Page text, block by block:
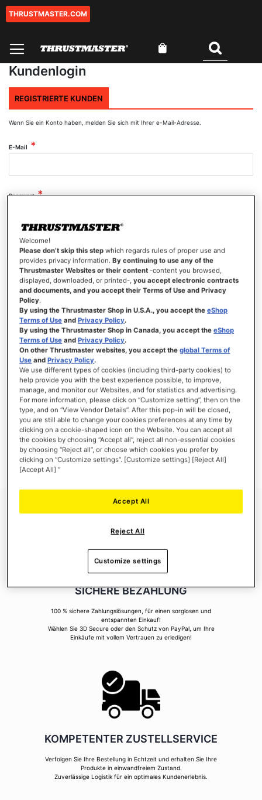
Zum
THRUSTMASTER.COM
Mein Warenkorb
Kundenlogin
REGISTRIERTE KUNDEN
Wenn Sie ein Konto haben, melden Sie sich mit Ihrer e-Mail-Adresse.
E-Mail
Passwort
Passwort anzeigen
ANMELDEN
Passwort vergessen?
NEUE KUNDEN
Ihre Anmeldung hat viele Vorteile: schnellerer Bestellvorgang, speichern von mehreren
Adressen, Sendungsverfolgung und vieles mehr.
EIN KONTO ERSTELLEN
SICHERE BEZAHLUNG
100 % sichere Zahlungslösungen, für einen sorglosen und
entspannten Einkauf!
Wählen Sie 3D Secure oder den Schutz von PayPal, um Ihre
Einkäufe mit vollem Vertrauen zu erledigen!
KOMPETENTER ZUSTELLSERVICE
Verfolgen Sie Ihre Bestellung in Echtzeit und erhalten Sie Ihre
Produkte in einwandfreiem Zustand.
Zuverlässige Logistik für ein optimales Kundenerlebnis.
Welcome!
Please don’t skip this step which regards rules of proper use and
provides privacy information.By continuing to use any of the
Thrustmaster Websites or their content -content you browsed,
displayed, downloaded, or printed-,you accept electronic contracts
and documents, and you accept their Terms of Use and Privacy
Policy.
By using the Thrustmaster Shop in U.S.A., you accept theeShop
Terms of Use andPrivacy Policy.
By using the Thrustmaster Shop in Canada, you accept theeShop
Terms of Use andPrivacy Policy.
On other Thrustmaster websites, you accept theglobal Terms of
Use andPrivacy Policy.
We use different types of cookies (including third-party cookies) to
help provide you with the best experience possible, to improve,
manage, and monitor our Websites, and for statistics and advertising.
For more information, please click on “Customize setting”, then on the
type, and on “View Vendor Details”. After this pop-in will be closed,
you are still able to change your cookies preferences at any time by
clicking on a cookie-shaped icon on the Website. You can accept all
the cookies by choosing “Accept all”, reject all non-essential cookies
by choosing “Reject all”, or choose which cookies you prefer by
clicking on “Customize settings”. [Customize settings] [Reject All]
[Accept All] ”
Reject All
Accept All
Customize settings